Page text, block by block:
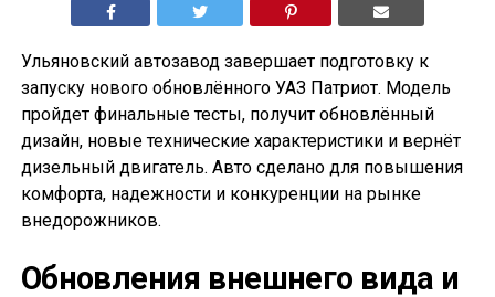
Ульяновский автозавод завершает подготовку к
запуску нового обновлённого УАЗ Патриот. Модель
пройдет финальные тесты, получит обновлённый
дизайн, новые технические характеристики и вернёт
дизельный двигатель. Авто сделано для повышения
комфорта, надежности и конкуренции на рынке
внедорожников.
Обновления внешнего вида и